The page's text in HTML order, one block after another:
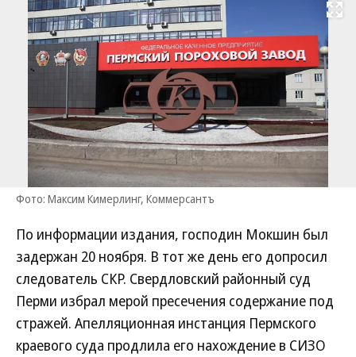
Развернуть
Фото: Максим Кимерлинг, Коммерсантъ
По информации издания, господин Мокшин был
задержан 20 ноября. В тот же день его допросил
следователь СКР. Свердловский районный суд
Перми избрал мерой пресечения содержание под
стражей. Апелляционная инстанция Пермского
краевого суда продлила его нахождение в СИЗО